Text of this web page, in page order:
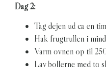
Dag 2:
Tag dejen ud ca en
Hak frugtrullen i
Varm ovnen op til
Lav bollerne med to